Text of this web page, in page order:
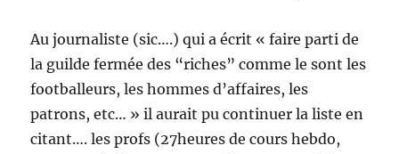
Au journaliste (sic….) qui a écrit « faire parti de
la guilde fermée des “riches” comme le sont les
footballeurs, les hommes d’affaires, les
patrons, etc… » il aurait pu continuer la liste en
citant…. les profs (27heures de cours hebdo,